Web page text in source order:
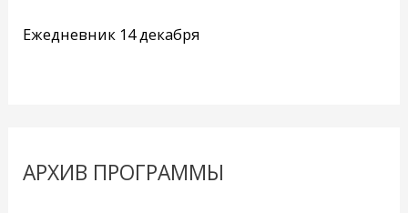
Ежедневник 14 декабря
АРХИВ ПРОГРАММЫ